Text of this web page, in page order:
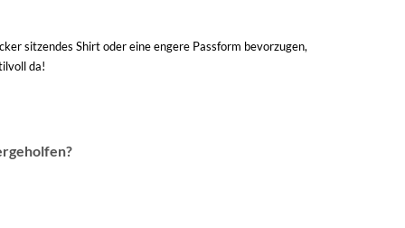
sitzendes Shirt oder eine engere Passform bevorzugen,
da!